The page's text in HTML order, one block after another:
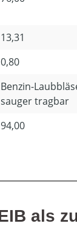
13,31
0,80
Benzin-
sauger tragbar
94,00
als